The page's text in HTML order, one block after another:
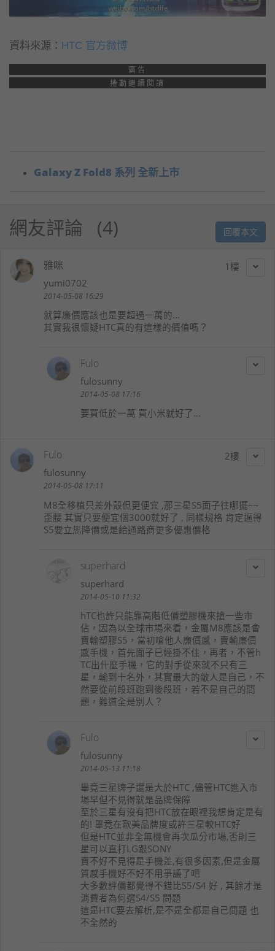
資料來源： HTC 官方微博
廣告
捲動繼續閱讀
Galaxy Z Fold8 系列 全新上市
網友評論 4 回覆本文
1
雅咪
yumi0702
2014-05-08 16:29
就算廉價應該也是要超過一萬的...
其實我很懷疑HTC真的有這樣的價值嗎？
Fulo
fulosunny
2014-05-08 17:16
要買低於一萬 買小米就好了...
2
Fulo
fulosunny
2014-05-08 17:11
M8全移植只差外殼但更便宜 ,那三星S5面子往哪擺~~
歪腰 其實只要便宜個3000就好了 , 同樣規格 肯定逼得
S5要立馬降價或是給通路商更多優惠價格
superhard
superhard
2014-05-10 11:32
hTC也許只能靠高階低價塑膠機來搶一些市
佔，因為以全球市場來看，金屬M8應該是會
賣輸塑膠S5，當初嗆他人廉價感，賣輸廉價
感手機，首先面子已經掛不住，再者，不管h
TC出什麼手機，它的對手從來就不只有三
星，輸到十名外，其實最大的敵人是自己，不
然要從前段班跑到後段班，若不是自己的問
題，難道全是別人？
Fulo
fulosunny
2014-05-13 11:18
畢竟三星牌子還是大於HTC ,儘管HTC進入市
場早但不見得就是品牌保障
至於三星有沒有把HTC放在眼裡我想肯定是有
的! 畢竟在歐美品牌度或許三星較HTC好
但是HTC並非全無機會再次瓜分市場,否則三
星可以直打LG跟SONY
賣不好不見得是手機差,有很多因素,但是金屬
質感手機好不好不用爭議了吧
大多數評價都覺得不錯比S5/S4 好 , 其餘才是
消費者為何選S4/S5 問題
這是HTC要去解析,是不是全都是自己問題 也
不全然的